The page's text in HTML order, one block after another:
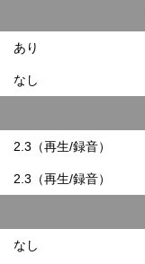
あり
なし
2.3（再生/録音）
2.3（再生/録音）
なし